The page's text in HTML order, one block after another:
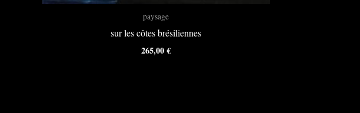
paysage
sur les côtes brésiliennes
265,00€